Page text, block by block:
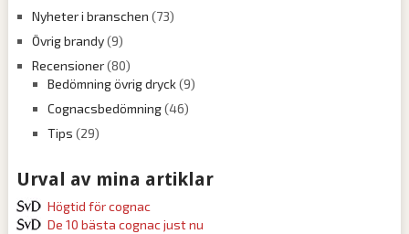
Nyheter i branschen (73)
Övrig brandy(9)
Recensioner(80)
Bedömning övrig dryck(9)
Cognacsbedömning(46)
Tips (29)
Urval av mina artiklar
Högtid för cognac
De 10 bästa cognac just nu